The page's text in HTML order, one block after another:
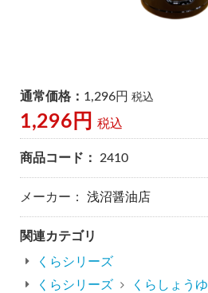
通常価格： 1,296円 税込
1,296円 税込
商品コード： 2410
メーカー： 浅沼醤油店
関連カテゴリ
くらシリーズ
くらシリーズ
くらしょうゆ